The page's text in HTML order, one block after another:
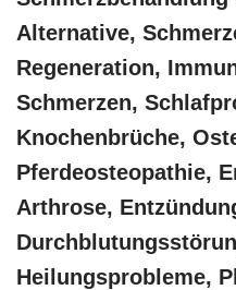
Alternative,
Regeneration,
Schmerzen,
Knochenbrüche,
Pferdeosteopathie,
Arthrose,
Heilungsprobleme,